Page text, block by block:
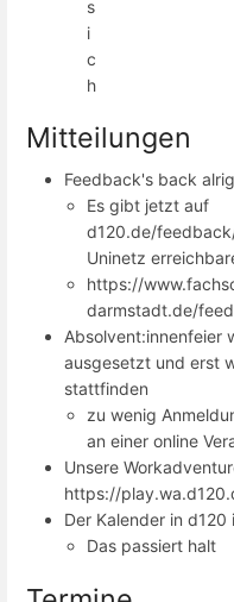
s
i
c
h
Mitteilungen
Feedback's back
Es gibt jetzt auf
d120.de/
Uninetz
https://
darmstadt.de/
Absolvent:innenfeier
ausgesetzt und erst
stattfinden
zu wenig
an einer online
Unsere
https://
Der Kalender in
Das passiert halt